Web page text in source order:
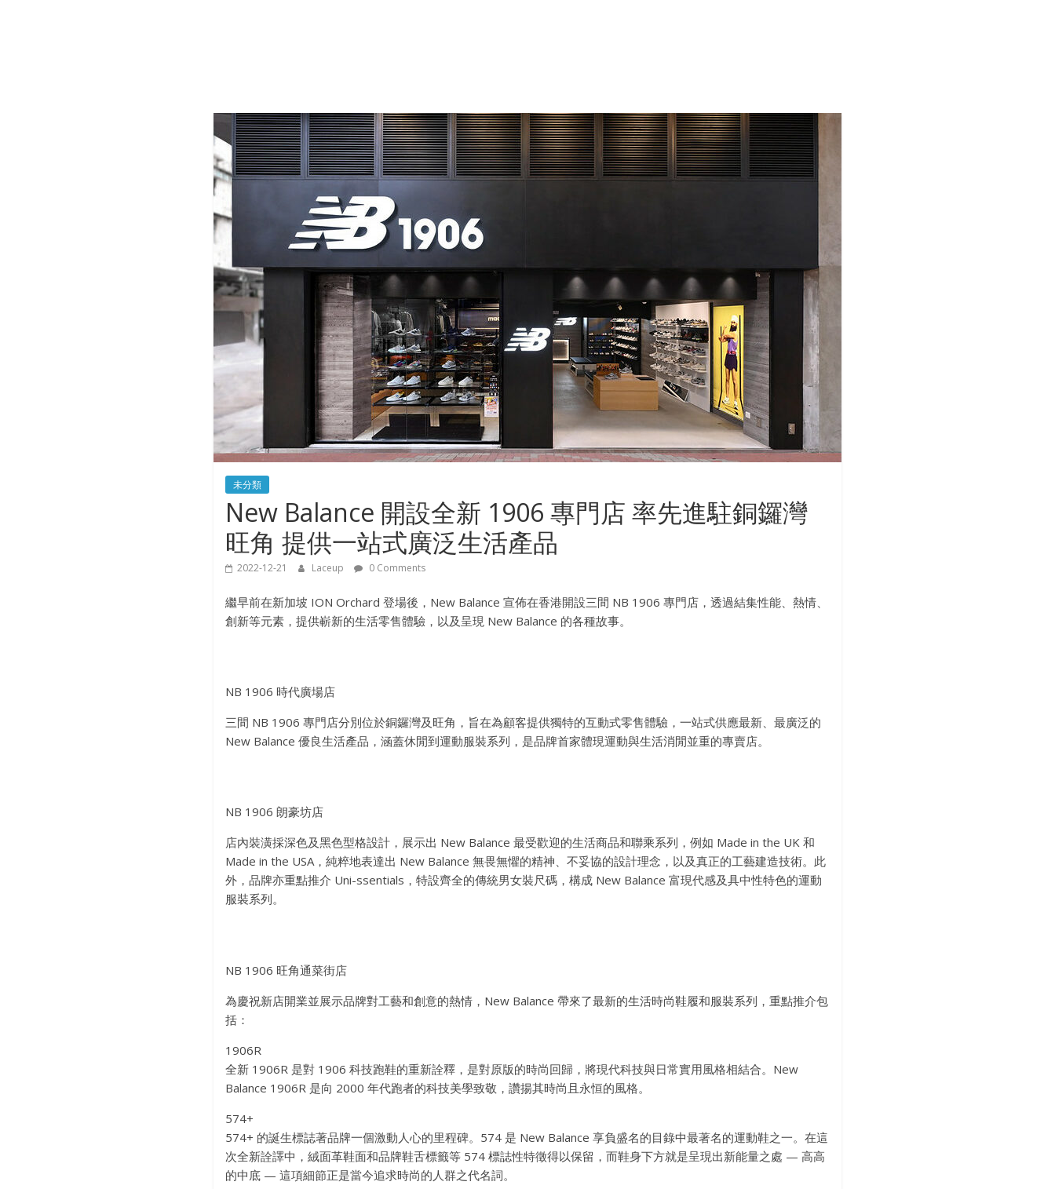
未分類
New Balance 開設全新 1906 專門店 率先進駐銅鑼灣
旺角 提供一站式廣泛生活產品
2022-12-21 Laceup 0 Comments
繼早前在新加坡 ION Orchard 登場後，New Balance 宣佈在香港開設三間 NB 1906 專門店，透過結集性能、熱情、
創新等元素，提供嶄新的生活零售體驗，以及呈現 New Balance 的各種故事。
NB 1906 時代廣場店
三間 NB 1906 專門店分別位於銅鑼灣及旺角，旨在為顧客提供獨特的互動式零售體驗，一站式供應最新、最廣泛的
New Balance 優良生活產品，涵蓋休閒到運動服裝系列，是品牌首家體現運動與生活消閒並重的專賣店。
NB 1906 朗豪坊店
店內裝潢採深色及黑色型格設計，展示出 New Balance 最受歡迎的生活商品和聯乘系列，例如 Made in the UK 和
Made in the USA，純粹地表達出 New Balance 無畏無懼的精神、不妥協的設計理念，以及真正的工藝建造技術。此
外，品牌亦重點推介 Uni-ssentials，特設齊全的傳統男女裝尺碼，構成 New Balance 富現代感及具中性特色的運動
服裝系列。
NB 1906 旺角通菜街店
為慶祝新店開業並展示品牌對工藝和創意的熱情，New Balance 帶來了最新的生活時尚鞋履和服裝系列，重點推介包
括：
1906R
全新 1906R 是對 1906 科技跑鞋的重新詮釋，是對原版的時尚回歸，將現代科技與日常實用風格相結合。New
Balance 1906R 是向 2000 年代跑者的科技美學致敬，讚揚其時尚且永恒的風格。
574+
574+ 的誕生標誌著品牌一個激動人心的里程碑。574 是 New Balance 享負盛名的目錄中最著名的運動鞋之一。在這
次全新詮譯中，絨面革鞋面和品牌鞋舌標籤等 574 標誌性特徵得以保留，而鞋身下方就是呈現出新能量之處 — 高高
的中底 — 這項細節正是當今追求時尚的人群之代名詞。